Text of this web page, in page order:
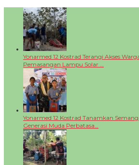
Yonarmed 12 Kostrad Terangi Akses
Pemasangan Lampu Solar …
Yonarmed 12 Kostrad Tanamkan
Generasi Muda Perbatasa…